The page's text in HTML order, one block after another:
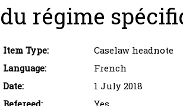
du régime
Item Type:
Caselaw headnote
Language:
French
Date:
1 July 2018